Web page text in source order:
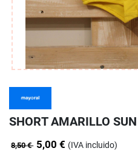
SHORT AMARILLO SUN
8,50 € 5,00 € (IVA incluido)